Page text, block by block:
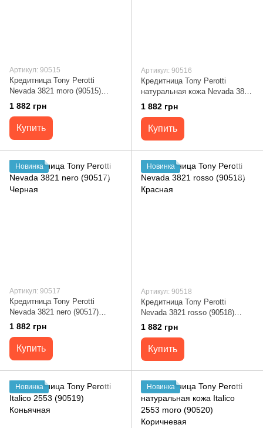
Артикул: 90515
Кредитница Tony Perotti
Nevada 3821 moro (90515)
Коричневая
1 882 грн
Купить
Артикул: 90516
Кредитница Tony Perotti
натуральная кожа Nevada 3821
navy (90516) Синяя
1 882 грн
Купить
Новинка
Артикул: 90517
Кредитница Tony Perotti
Nevada 3821 nero (90517)
Черная
1 882 грн
Купить
Новинка
Артикул: 90518
Кредитница Tony Perotti
Nevada 3821 rosso (90518)
Красная
1 882 грн
Купить
Новинка Новинка